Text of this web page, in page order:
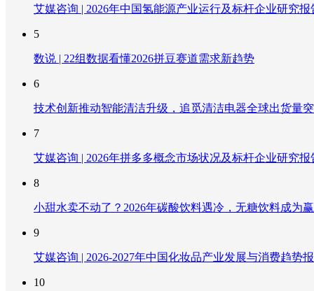
艾媒咨询 | 2026年中国氢能源产业运行及标杆企业研究报
5
数说 | 22组数据看懂2026拼豆赛道需求新趋势
6
技术创新推动智能清洁升级，追觅清洁电器全球出货量
7
艾媒咨询 | 2026年拼多多概念市场状况及标杆企业研究报
8
小甜水卖不动了？2026年碳酸饮料遇冷，无糖饮料成为
9
艾媒咨询 | 2026-2027年中国化妆品产业发展与消费趋势
10